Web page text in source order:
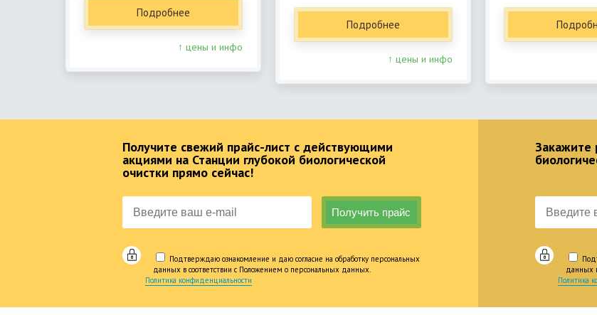
Подробнее
↑ цены и инфо
Подробнее
↑ цены и инфо
Получите свежий прайс-лист с действующими
акциями на Станции глубокой биологической
очистки прямо сейчас!
Подтверждаю ознакомление и даю согласие на обработку персональных
данных в соответствии с Положением о персональных данных.
Политика конфиденциальности
Закажите
данных
Политика